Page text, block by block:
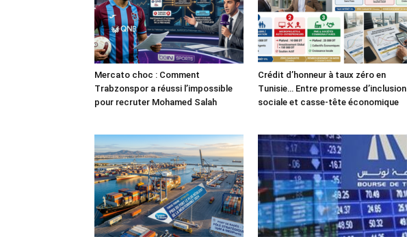
Mercato choc : Comment
Trabzonspor a réussi l’impossible
pour recruter Mohamed Salah
Crédit d’honneur à taux zéro en
Tunisie… Entre promesse d’inclusion
sociale et casse-tête économique